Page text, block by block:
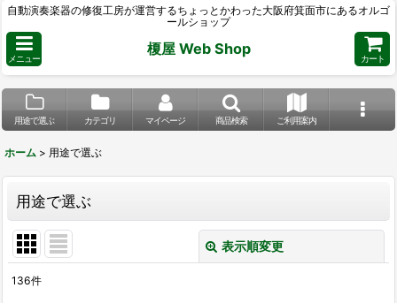
自動演奏楽器の修復工房が運営するちょっとかわった大阪府箕面市にあるオルゴ
ールショップ
メニュー
榎屋 Web Shop
カート
用途で選ぶ カテゴリ マイページ 商品検索 ご利用案内
ホーム > 用途で選ぶ
用途で選ぶ
表示順変更
136件